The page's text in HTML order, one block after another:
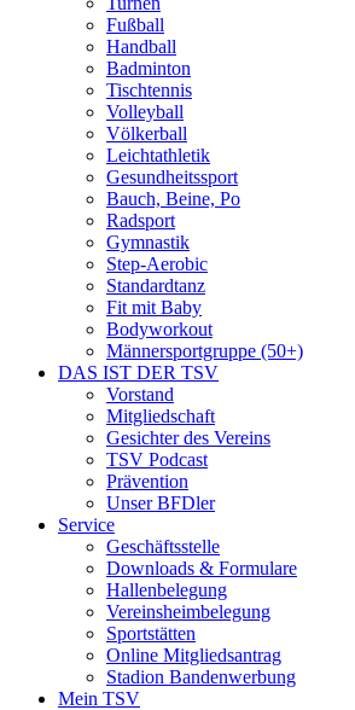
Fußball
Handball
Badminton
Tischtennis
Volleyball
Völkerball
Leichtathletik
Gesundheitssport
Bauch, Beine, Po
Radsport
Gymnastik
Step-Aerobic
Standardtanz
Fit mit Baby
Bodyworkout
Männersportgruppe (50+)
DAS IST DER TSV
Vorstand
Mitgliedschaft
Gesichter des Vereins
TSV Podcast
Prävention
Unser BFDler
Service
Geschäftsstelle
Downloads & Formulare
Hallenbelegung
Vereinsheimbelegung
Sportstätten
Online Mitgliedsantrag
Stadion Bandenwerbung
Mein TSV